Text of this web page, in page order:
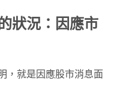
狀況：因應市
，就是因應股市消息面